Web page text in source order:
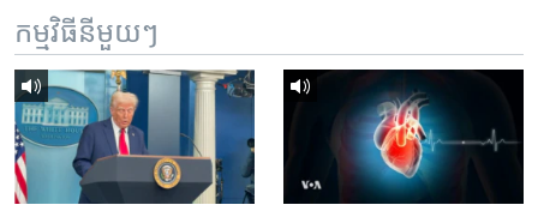
កម្មវិធី​នីមួយៗ